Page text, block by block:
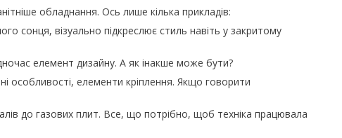
обладнання. Ось лише кілька прикладів:
сонця, візуально підкреслює стиль навіть у закритому
елемент дизайну. А як інакше може бути?
особливості, елементи кріплення. Якщо говорити
до газових плит. Все, що потрібно, щоб техніка працювала